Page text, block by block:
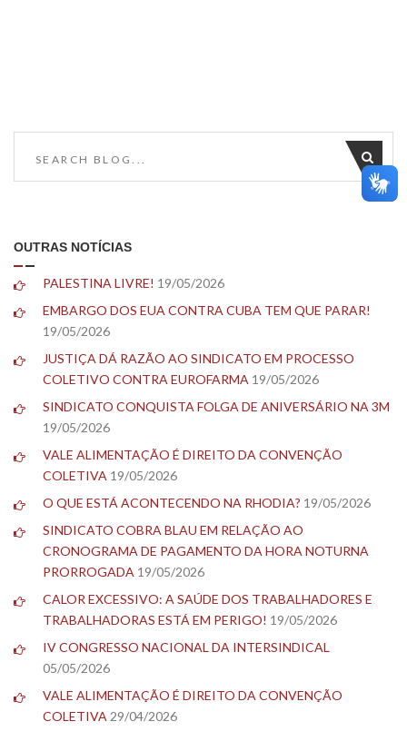
OUTRAS NOTÍCIAS
PALESTINA LIVRE! 19/05/2026
EMBARGO DOS EUA CONTRA CUBA TEM QUE PARAR!
19/05/2026
JUSTIÇA DÁ RAZÃO AO SINDICATO EM PROCESSO
COLETIVO CONTRA EUROFARMA 19/05/2026
SINDICATO CONQUISTA FOLGA DE ANIVERSÁRIO NA 3M
19/05/2026
VALE ALIMENTAÇÃO É DIREITO DA CONVENÇÃO
COLETIVA 19/05/2026
O QUE ESTÁ ACONTECENDO NA RHODIA? 19/05/2026
SINDICATO COBRA BLAU EM RELAÇÃO AO
CRONOGRAMA DE PAGAMENTO DA HORA NOTURNA
PRORROGADA 19/05/2026
CALOR EXCESSIVO: A SAÚDE DOS TRABALHADORES E
TRABALHADORAS ESTÁ EM PERIGO! 19/05/2026
IV CONGRESSO NACIONAL DA INTERSINDICAL
05/05/2026
VALE ALIMENTAÇÃO É DIREITO DA CONVENÇÃO
COLETIVA 29/04/2026